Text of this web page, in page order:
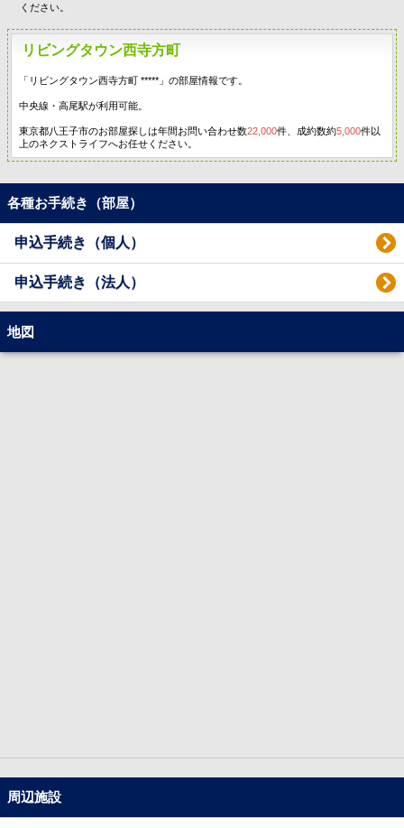
ください。
リビングタウン西寺方町
「リビングタウン西寺方町 *****」の部屋情報です。
中央線・高尾駅が利用可能。
東京都八王子市のお部屋探しは年間お問い合わせ数22,000件、成約数約5,000件以
上のネクストライフへお任せください。
各種お手続き（部屋）
申込手続き（個人）
申込手続き（法人）
地図
周辺施設